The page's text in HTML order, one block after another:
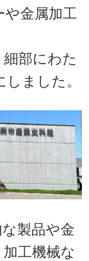
金属加工
部にわた
ました。
製品や金
工機械な